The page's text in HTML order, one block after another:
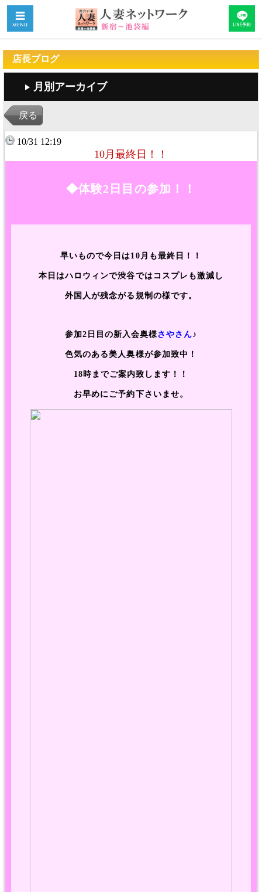
店長ブログ
月別アーカイブ
戻る
10/31 12:19
10月最終日！！
◆体験2日目の参加！！
早いもので今日は10月も最終日！！
本日はハロウィンで渋谷ではコスプレも激減し
外国人が残念がる規制の様です。
参加2日目の新入会奥様さやさん♪
色気のある美人奥様が参加致中！
18時までご案内致します！！
お早めにご予約下さいませ。